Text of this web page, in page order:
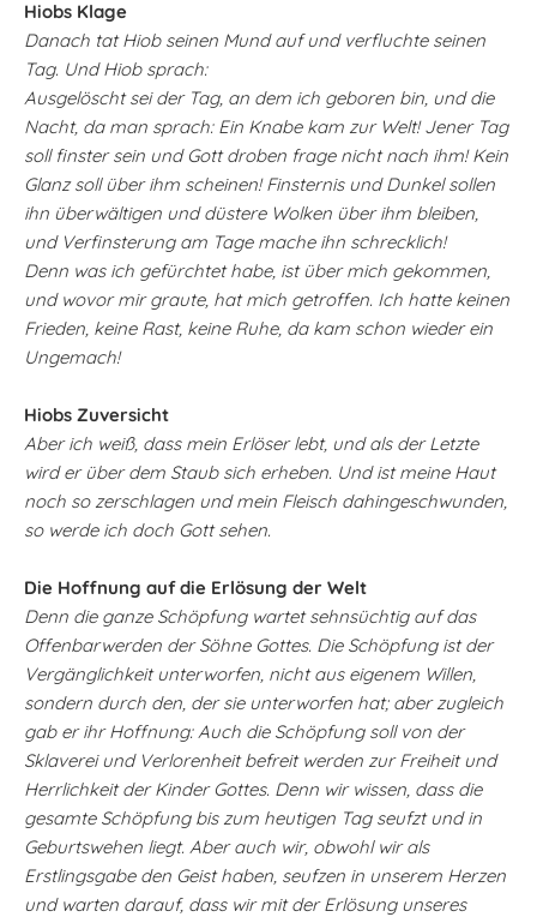
Hiobs Klage
Danach tat Hiob seinen Mund auf und verfluchte seinen
Tag. Und Hiob sprach:
Ausgelöscht sei der Tag, an dem ich geboren bin, und die
Nacht, da man sprach: Ein Knabe kam zur Welt! Jener Tag
soll finster sein und Gott droben frage nicht nach ihm! Kein
Glanz soll über ihm scheinen! Finsternis und Dunkel sollen
ihn überwältigen und düstere Wolken über ihm bleiben,
und Verfinsterung am Tage mache ihn schrecklich!
Denn was ich gefürchtet habe, ist über mich gekommen,
und wovor mir graute, hat mich getroffen. Ich hatte keinen
Frieden, keine Rast, keine Ruhe, da kam schon wieder ein
Ungemach!
Hiobs Zuversicht
Aber ich weiß, dass mein Erlöser lebt, und als der Letzte
wird er über dem Staub sich erheben. Und ist meine Haut
noch so zerschlagen und mein Fleisch dahingeschwunden,
so werde ich doch Gott sehen.
Die Hoffnung auf die Erlösung der Welt
Denn die ganze Schöpfung wartet sehnsüchtig auf das
Offenbarwerden der Söhne Gottes. Die Schöpfung ist der
Vergänglichkeit unterworfen, nicht aus eigenem Willen,
sondern durch den, der sie unterworfen hat; aber zugleich
gab er ihr Hoffnung: Auch die Schöpfung soll von der
Sklaverei und Verlorenheit befreit werden zur Freiheit und
Herrlichkeit der Kinder Gottes. Denn wir wissen, dass die
gesamte Schöpfung bis zum heutigen Tag seufzt und in
Geburtswehen liegt. Aber auch wir, obwohl wir als
Erstlingsgabe den Geist haben, seufzen in unserem Herzen
und warten darauf, dass wir mit der Erlösung unseres